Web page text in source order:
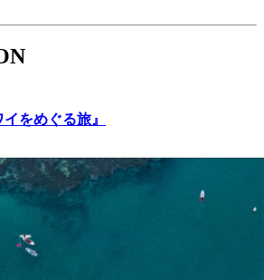
をめぐる旅』